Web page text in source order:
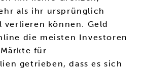
als ihr ursprünglich
verlieren können. Geld
die meisten Investoren
für
getrieben, dass es sich